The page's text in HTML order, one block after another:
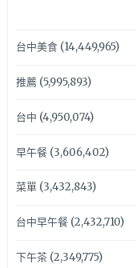
台中美食(14,449,965)
推薦(5,995,893)
台中 (4,950,074)
早午餐(3,606,402)
菜單(3,432,843)
台中早午餐(2,432,710)
下午茶(2,349,775)